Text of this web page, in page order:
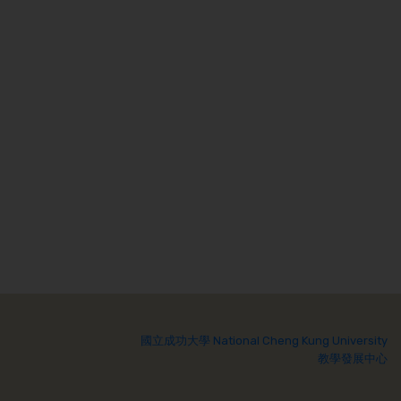
國立成功大學 National Cheng Kung University
教學發展中心